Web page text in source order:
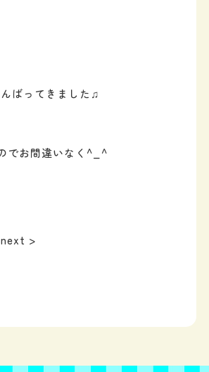
ばってきました♫
でお間違いなく^_^
next >